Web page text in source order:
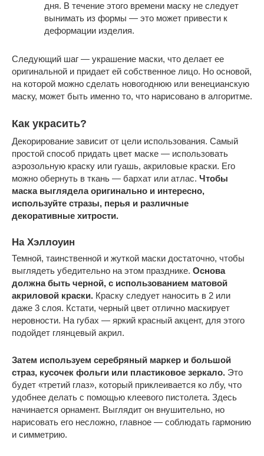
дня. В течение этого времени маску не следует
вынимать из формы — это может привести к
деформации изделия.
Следующий шаг — украшение маски, что делает ее
оригинальной и придает ей собственное лицо. Но основой,
на которой можно сделать новогоднюю или венецианскую
маску, может быть именно то, что нарисовано в алгоритме.
Как украсить?
Декорирование зависит от цели использования. Самый
простой способ придать цвет маске — использовать
аэрозольную краску или гуашь, акриловые краски. Его
можно обернуть в ткань — бархат или атлас. Чтобы
маска выглядела оригинально и интересно,
используйте стразы, перья и различные
декоративные хитрости.
На Хэллоуин
Темной, таинственной и жуткой маски достаточно, чтобы
выглядеть убедительно на этом празднике. Основа
должна быть черной, с использованием матовой
акриловой краски. Краску следует наносить в 2 или
даже 3 слоя. Кстати, черный цвет отлично маскирует
неровности. На губах — яркий красный акцент, для этого
подойдет глянцевый акрил.
Затем используем серебряный маркер и большой
страз, кусочек фольги или пластиковое зеркало. Это
будет «третий глаз», который приклеивается ко лбу, что
удобнее делать с помощью клеевого пистолета. Здесь
начинается орнамент. Выглядит он внушительно, но
нарисовать его несложно, главное — соблюдать гармонию
и симметрию.